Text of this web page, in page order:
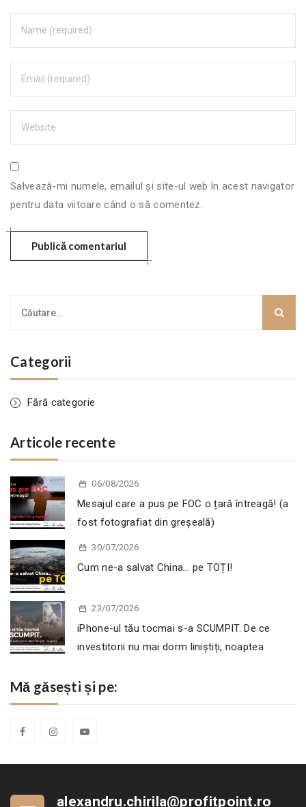
Salvează-mi numele, emailul și site-ul web în acest navigator
pentru data viitoare când o să comentez.
Categorii
Fără categorie
Articole recente
06/08/2026
Mesajul care a pus pe FOC o țară întreagă! (a
fost fotografiat din greșeală)
30/07/2026
Cum ne-a salvat China… pe TOȚI!
23/07/2026
iPhone-ul tău tocmai s-a SCUMPIT. De ce
investitorii nu mai dorm liniștiți, noaptea
Mă găsești și pe:
alexandru.chirila@profitpoint.ro